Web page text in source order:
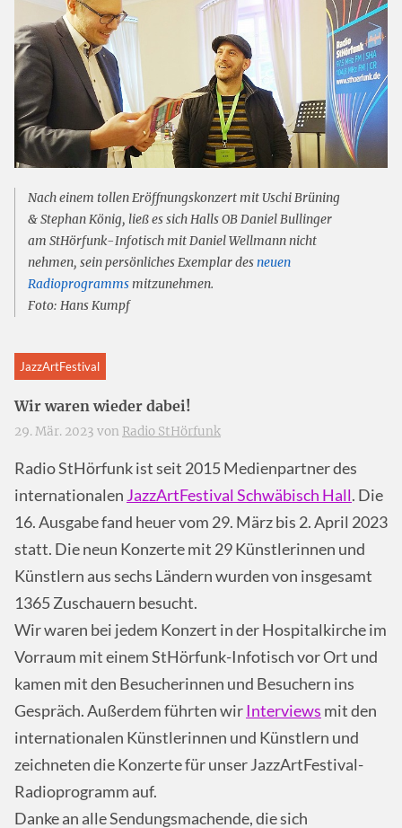
Nach einem tollen Eröffnungskonzert mit Uschi Brüning
& Stephan König, ließ es sich Halls OB Daniel Bullinger
am StHörfunk-Infotisch mit Daniel Wellmann nicht
nehmen, sein persönliches Exemplar desneuen
Radioprogrammsmitzunehmen.
Foto: Hans Kumpf
JazzArtFestival
Wir waren wieder dabei!
29. Mär. 2023 von Radio StHörfunk
Radio StHörfunk ist seit 2015 Medienpartner des
internationalen JazzArtFestival Schwäbisch Hall. Die
16. Ausgabe fand heuer vom 29. März bis 2. April 2023
statt. Die neun Konzerte mit 29 Künstlerinnen und
Künstlern aus sechs Ländern wurden von insgesamt
1365 Zuschauern besucht.
Wir waren bei jedem Konzert in der Hospitalkirche im
Vorraum mit einem StHörfunk-Infotisch vor Ort und
kamen mit den Besucherinnen und Besuchern ins
Gespräch. Außerdem führten wirInterviews mit den
internationalen Künstlerinnen und Künstlern und
zeichneten die Konzerte für unser JazzArtFestival-
Radioprogramm auf.
Danke an alle Sendungsmachende, die sich